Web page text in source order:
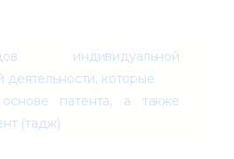
индивидуальной
которые
патента, а также
(тадж)